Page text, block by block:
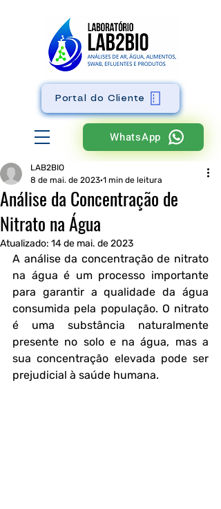
WhatsApp
Portal do Cliente
Análise da Concentração de
Nitrato na Água
LAB2BIO
8 de mai. de 2023 1 min de leitura
Atualizado: 14 de mai. de 2023
A análise da concentração de nitrato
na água é um processo importante
para garantir a qualidade da água
consumida pela população. O nitrato
é uma substância naturalmente
presente no solo e na água, mas a
sua concentração elevada pode ser
prejudicial à saúde humana.